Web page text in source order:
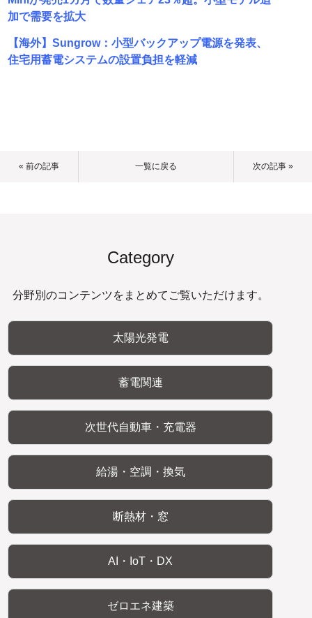
加で需要を拡大
【海外】Sungrow：小型バックアップ電源を発表、
住宅用蓄電システムの設置負担を軽減
« 前の記事 一覧に戻る 次の記事 »
Category
分野別のコンテンツをまとめてご覧いただけます。
太陽光発電
蓄電関連
次世代自動車・充電器
給湯・空調・換気
断熱材・窓
AI・IoT・DX
ゼロエネ建築